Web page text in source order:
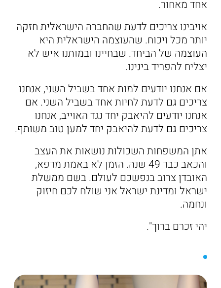
אחד מאחור.
אויבינו צריכים לדעת שהחברה הישראלית חזקה
יותר מכל ויכוח. שהעוצמה הישראלית היא
העוצמה של הביחד. שבחיינו ובמותנו איש לא
יצליח להפריד בינינו.
אם אנחנו יודעים למות אחד בשביל השני, אנחנו
צריכים גם לדעת לחיות אחד בשביל השני. אם
אנחנו יודעים להיאבק יחד נגד האוייב, אנחנו
צריכים גם לדעת להיאבק יחד למען טוב משותף.
אתן המשפחות השכולות נושאות את העצב
והכאב כבר 49 שנה. הזמן לא באמת מרפא,
האובדן צרוב בנפשכם לעולם. בשם ממשלת
ישראל ומדינת ישראל אני שולח לכם חיזוק
ונחמה.
יהי זכרם ברוך".